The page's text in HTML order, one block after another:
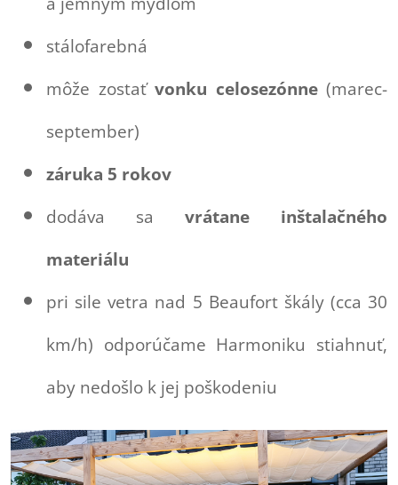
stálofarebná
môže zostať vonku celosezónne(marec-
september)
záruka 5 rokov
dodáva sa vrátane inštalačného
materiálu
pri sile vetra nad 5 Beaufort škály (cca 30
km/h) odporúčame Harmoniku stiahnuť,
aby nedošlo k jej poškodeniu